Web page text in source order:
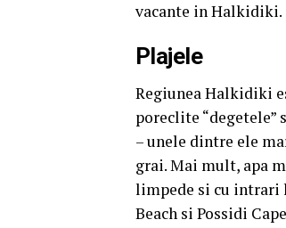
vacante in Halkidiki.
​Plajele
Regiunea Halkidiki
poreclite “degetele”
– unele dintre ele
grai. Mai mult, apa
limpede si cu intrari
Beach si Possidi